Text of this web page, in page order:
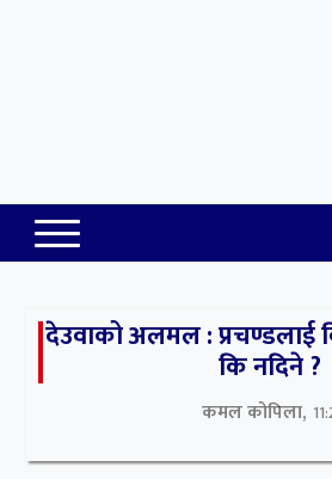
देउवाको अलमल : प्रचण्डलाई
कि नदिने ?
कमल कोपिला,